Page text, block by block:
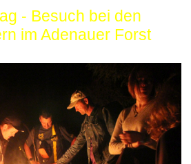
- Besuch bei den
im Adenauer Forst